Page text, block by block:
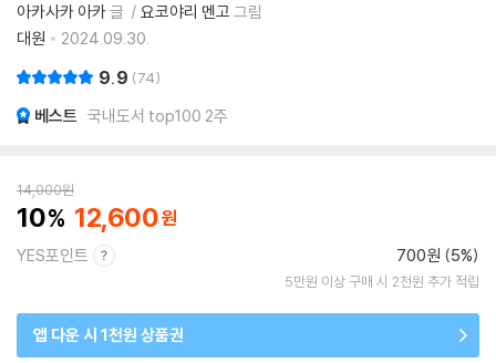
아카사카 아카글 요코야리 멘고 그림
대원
2024.09.30.
9.9 74
베스트 국내도서 top100 2주
14,000원
10 12,600
YES포인트 700원 (5%)
5만원 이상 구매 시 2천원 추가 적립
앱 다운 시 1천원 상품권